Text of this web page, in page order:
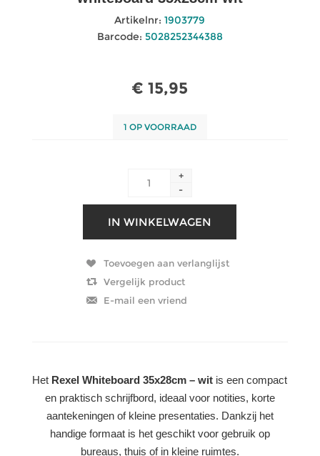
Artikelnr: 1903779
Barcode: 5028252344388
€ 15,95
1 OP VOORRAAD
+
-
Het Rexel Whiteboard 35x28cm – wit is een compact
en praktisch schrijfbord, ideaal voor notities, korte
aantekeningen of kleine presentaties. Dankzij het
handige formaat is het geschikt voor gebruik op
bureaus, thuis of in kleine ruimtes.